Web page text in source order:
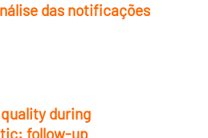
das notificações
during
follow-up